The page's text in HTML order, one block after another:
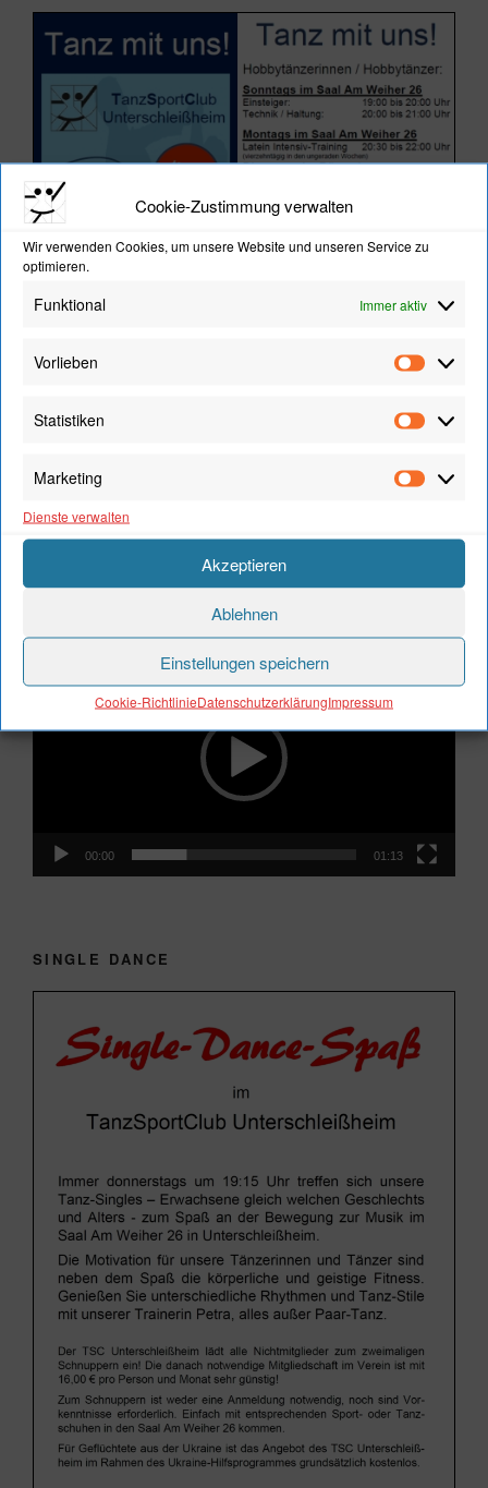
Cookie-Zustimmung verwalten
Wir verwenden Cookies, um unsere Website und unseren Service zu
optimieren.
Funktional Immer aktiv
Vorlieben
Statistiken
Marketing
Dienste verwalten
Akzeptieren
Ablehnen
Einstellungen speichern
Cookie-RichtlinieDatenschutzerklärungImpressum
TSC HIP-HOP-GRUPPEN BEI DER KINDER-
DISCO AM 09.02.2024
00:00 01:13
SINGLE DANCE